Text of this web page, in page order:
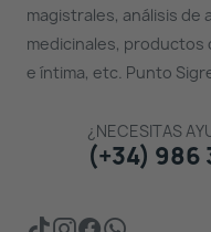
magistrales, análisis de
medicinales, productos
e íntima, etc. Punto
¿NECESITAS
(+34) 986